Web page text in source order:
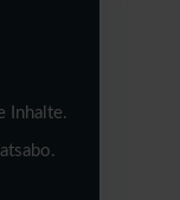
Inhalte.